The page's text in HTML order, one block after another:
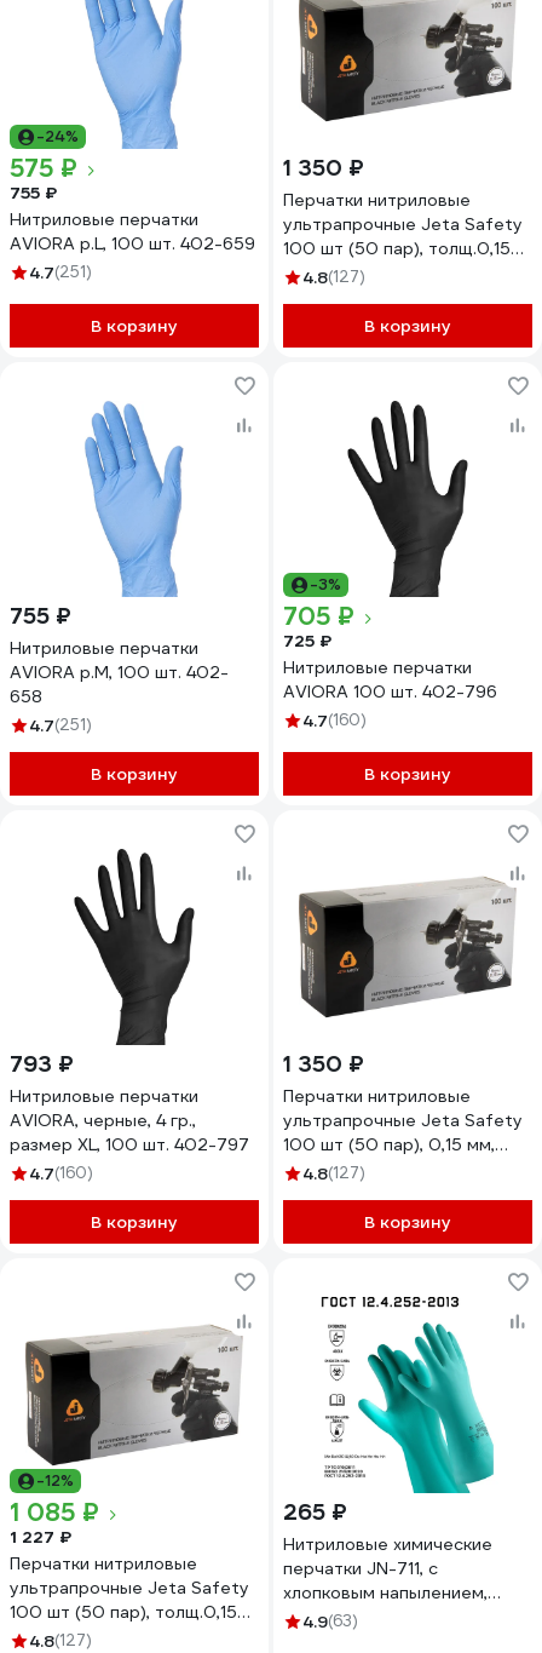
-24%
575 ₽
755 ₽
Нитриловые перчатки
AVIORA р.L, 100 шт. 402-659
4.7(251)
В корзину
1 350 ₽
Перчатки нитриловые
ультрапрочные Jeta Safety
100 шт (50 пар), толщ.0,15
мм, разм.9/L JSN909
4.8(127)
В корзину
755 ₽
Нитриловые перчатки
AVIORA р.M, 100 шт. 402-
658
4.7(251)
В корзину
-3%
705 ₽
725 ₽
Нитриловые перчатки
AVIORA 100 шт. 402-796
4.7(160)
В корзину
793 ₽
Нитриловые перчатки
AVIORA, черные, 4 гр.,
размер XL, 100 шт. 402-797
4.7(160)
В корзину
1 350 ₽
Перчатки нитриловые
ультрапрочные Jeta Safety
100 шт (50 пар), 0,15 мм,
разм. 8/M JSN908
4.8(127)
В корзину
-12%
1 085 ₽
1 227 ₽
Перчатки нитриловые
ультрапрочные Jeta Safety
100 шт (50 пар), толщ.0,15
мм, разм.11/XXL JSN911
4.8(127)
265 ₽
Нитриловые химические
перчатки JN-711, с
хлопковым напылением,
толщина 0,38 мм, размер
4.9(63)